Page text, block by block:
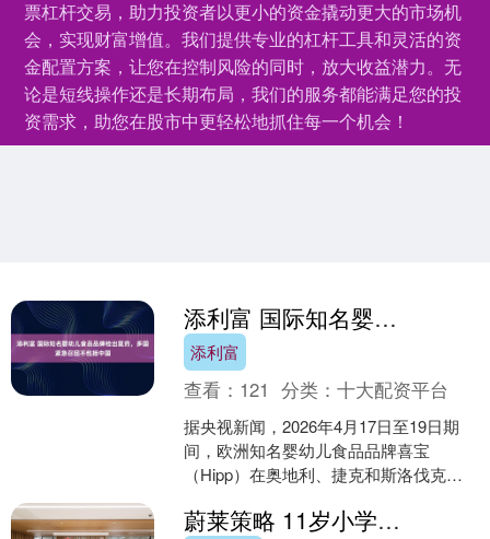
票杠杆交易，助力投资者以更小的资金撬动更大的市场机
会，实现财富增值。我们提供专业的杠杆工具和灵活的资
金配置方案，让您在控制风险的同时，放大收益潜力。无
论是短线操作还是长期布局，我们的服务都能满足您的投
资需求，助您在股市中更轻松地抓住每一个机会！
添利富 国际知名婴幼儿食品品牌检出鼠药，多国紧急召回不包括中国
添利富
查看： 121 分类：十大配资平台
据央视新闻，2026年4月17日至19日期
间，欧洲知名婴幼儿食品品牌喜宝
（Hipp）在奥地利、捷克和斯洛伐克多
邮件后，发现数罐....
蔚莱策略 11岁小学生失踪引爆日本舆论！惊天真相：继父勒死娃不断转移遗体...